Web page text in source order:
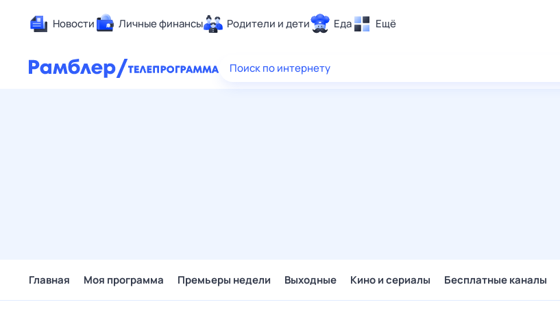
Новости Личные финансы Родители и дети Еда Ещё
Здоровье
Поиск по интернету
Главная Моя программа Премьеры недели Выходные Кино и сериалы Бесплатные каналы